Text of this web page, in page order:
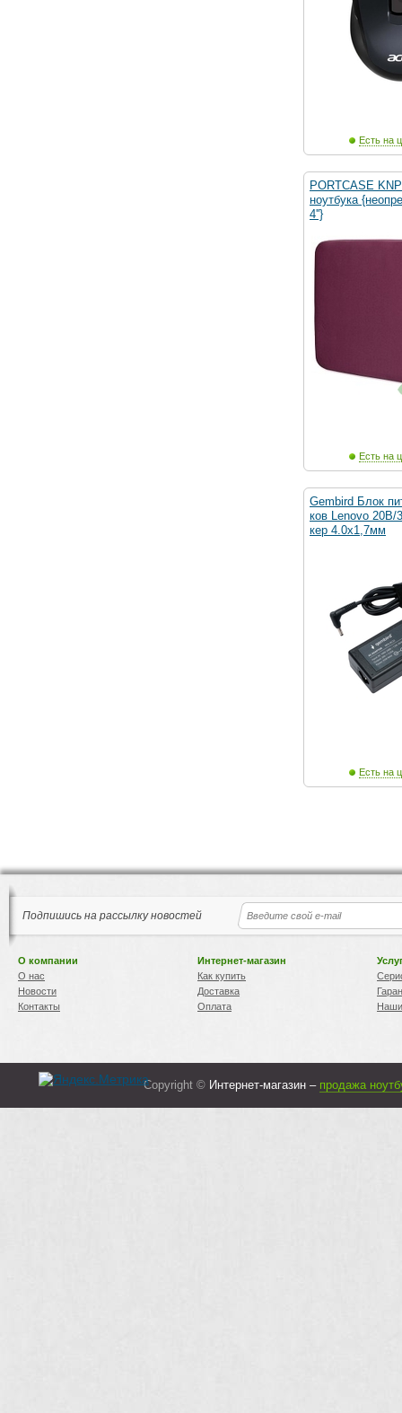
Есть на
PORTCASE
ноутбука
4''}
Есть на
Gembird Блок
ков Lenovo
кер 4.0х1,7мм
Есть на
Подпишись на рассылку новостей
О компании
О нас
Новости
Контакты
Интернет-магазин
Как купить
Доставка
Оплата
Copyright © Интернет-магазин – продажа